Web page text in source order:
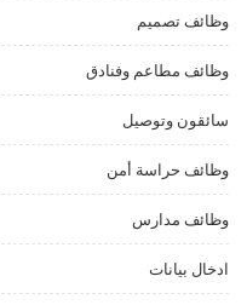
وظائف تصميم
وظائف مطاعم وفنادق
سائقون وتوصيل
وظائف حراسة أمن
وظائف مدارس
ادخال بيانات